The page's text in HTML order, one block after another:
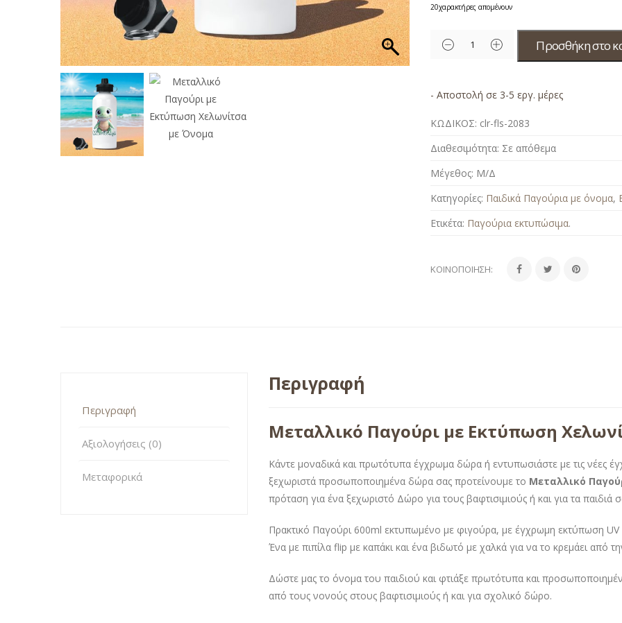
20χαρακτήρες απομένουν
Προσθήκη στο
- Αποστολή σε 3-5 εργ. μέρες
ΚΩΔΙΚΟΣ: clr-fls-2083
Διαθεσιμότητα: Σε απόθεμα
Μέγεθος: Μ/Δ
Κατηγορίες: Παιδικά Παγούρια με όνομα,
Ετικέτα: Παγούρια εκτυπώσιμα.
ΚΟΙΝΟΠΟΊΗΣΗ:
Περιγραφή
Αξιολογήσεις (0)
Μεταφορικά
Περιγραφή
Μεταλλικό Παγούρι με Εκτύπωση
Κάντε μοναδικά και πρωτότυπα έγχρωμα δώρα ή εντυπωσιάστε με τις νέες
ξεχωριστά προσωποποιημένα δώρα σας προτείνουμε το Μεταλλικό
πρόταση για ένα ξεχωριστό Δώρο για τους βαφτισιμιούς ή και για τα παιδιά
Πρακτικό Παγούρι 600ml εκτυπωμένο με φιγούρα, με έγχρωμη εκτύπωση
Ένα με πιπίλα flip με καπάκι και ένα βιδωτό με χαλκά για να το κρεμάει από
Δώστε μας το όνομα του παιδιού και φτιάξε πρωτότυπα και
από τους νονούς στους βαφτισιμιούς ή και για σχολικό δώρο.